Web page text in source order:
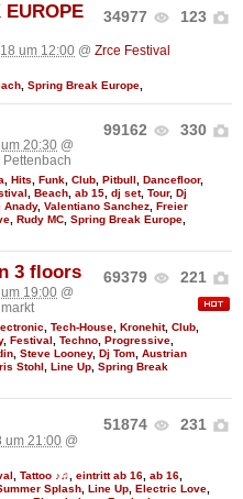
34977 123
um 12:00 @ Zrce Festival
Spring Break Europe
99162 330
20:30 @
Pettenbach
Hits Funk Club Pitbull Dancefloor,
Beach ab 15 dj set, Tour, Dj
Anady, Valentiano Sanchez Freier
Rudy MC Spring Break Europe
69379 221
3 floors
19:00 @
, Tech-House, Kronehit, Club,
, Festival , Techno, Progressive,
, Steve Looney, Dj Tom, Austrian
Stohl , Line Up, Spring Break
51874 231
um 21:00 @
Tattoo ♪♫ eintritt ab 16 ab 16
Splash Line Up Electric Love